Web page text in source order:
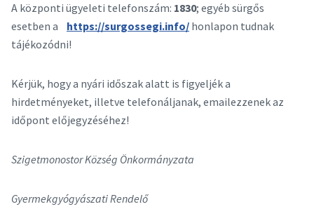
A központi ügyeleti telefonszám: 1830; egyéb sürgős
esetben a https://surgossegi.info/ honlapon tudnak
tájékozódni!
Kérjük, hogy a nyári időszak alatt is figyeljék a
hirdetményeket, illetve telefonáljanak, emailezzenek az
időpont előjegyzéséhez!
Szigetmonostor Község Önkormányzata
Gyermekgyógyászati Rendelő